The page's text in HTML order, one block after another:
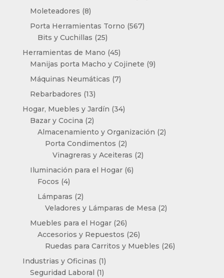
Moleteadores 88
productos
Porta Herramientas Torno 567567
Bits y Cuchillas 2525
productos
Herramientas de Mano 4545
productos
Manijas porta Macho y Cojinete 99
Máquinas Neumáticas 77
Rebarbadores 1313
productos
Hogar, Muebles y Jardín 3434
Bazar y Cocina 22
productos
Almacenamiento y Organización 22
Porta Condimentos 22
productos
Vinagreras y Aceiteras 22
Iluminación para el Hogar 66
Focos 44
productos
Lámparas 22
productos
Veladores y Lámparas de Mesa 22
Muebles para el Hogar 2626
productos
Accesorios y Repuestos 2626
productos
Ruedas para Carritos y Muebles 2626
Industrias y Oficinas 11
producto
Seguridad Laboral 11